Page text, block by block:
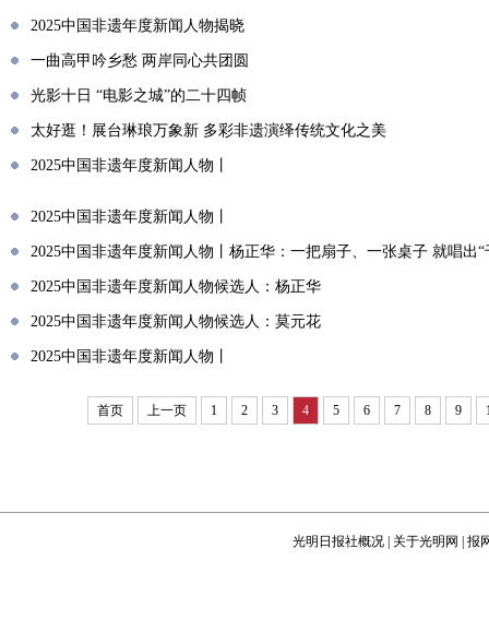
2025中国非遗年度新闻人物揭晓
一曲高甲吟乡愁 两岸同心共团圆
光影十日 “电影之城”的二十四帧
太好逛！展台琳琅万象新 多彩非遗演绎传统文化之美
2025中国非遗年度新闻人物丨
2025中国非遗年度新闻人物丨
2025中国非遗年度新闻人物丨杨正华：一把扇子、一张桌子 就唱出“
2025中国非遗年度新闻人物候选人：杨正华
2025中国非遗年度新闻人物候选人：莫元花
2025中国非遗年度新闻人物丨
首页 上一页 1 2 3 4 5 6 7 8 9
光明日报社概况 关于光明网 报